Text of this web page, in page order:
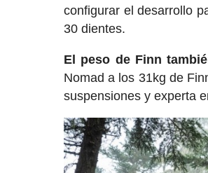
configurar el desarrollo
30 dientes.
El peso de Finn
Nomad a los 31kg de
suspensiones y experta